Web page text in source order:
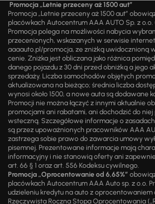
Promocja „Letnie przeceny aż 1500 aut”
Promocja „Letnie przeceny aż 1500 aut”
placówkach Autocentrum AAA AUTO Sp. z o.o.
Promocja polega na możliwości nabycia
przecenionych, wskazanych w serwisie
aaaauto.pl/promocja, ze zniżką uwidocznioną
cenie. Zniżka jest obliczana jako różnica
danego pojazdu z 30 dni przed obniżką a jego
sprzedaży. Liczba samochodów objętych
aktualizowana na bieżąco; średnia liczba
wynosi około 1500, a nowe auta są dodawane
Promocji nie można łączyć z innymi aktualnie
promocjami ani rabatami, ani dochodzić do
wsteczną. Szczegółowe informacje o
są przez upoważnionych pracowników AAA
zastrzega sobie prawo do zawarcia umowy
pisemnej. Prezentowane informacje mają
informacyjny i nie stanowią oferty ani
art. 66 § 1 oraz art. 556 Kodeksu cywilnego.
Promocja „Oprocentowanie od 6,65%”
placówkach Autocentrum AAA Auto sp. z o.o.
udzieleniu kredytu na auto z oprocentowaniem
Rzeczywista Roczna Stopa Oprocentowania